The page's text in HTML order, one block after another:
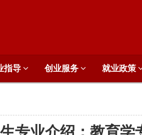
指导 创业服务 就业政策